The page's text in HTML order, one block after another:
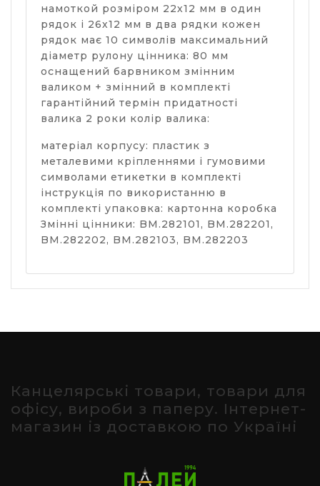
намоткой розміром 22х12 мм в один
рядок і 26х12 мм в два рядки кожен
рядок має 10 символів максимальний
діаметр рулону цінника: 80 мм
оснащений барвником змінним
валиком + змінний в комплекті
гарантійний термін придатності
валика 2 роки колір валика:
матеріал корпусу: пластик з
металевими кріпленнями і гумовими
символами етикетки в комплекті
інструкція по використанню в
комплекті упаковка: картонна коробка
Змінні цінники: BM.282101, BM.282201,
BM.282202, BM.282103, BM.282203
Канцелярські товари, товари для
офісу, вироби з паперу. Інтернет-
магазин із доставкою по Україні